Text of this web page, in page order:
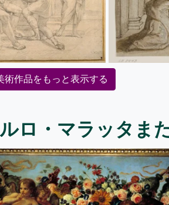
術作品をもっと表示する
ロ・マラッタま